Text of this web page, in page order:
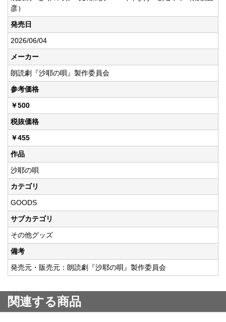
彦）
発売日
2026/06/04
メーカー
朗読劇『沙耶の唄』製作委員会
参考価格
￥500
税抜価格
￥455
作品
沙耶の唄
カテゴリ
GOODS
サブカテゴリ
その他グッズ
備考
発売元・販売元：朗読劇『沙耶の唄』製作委員会
関連する商品